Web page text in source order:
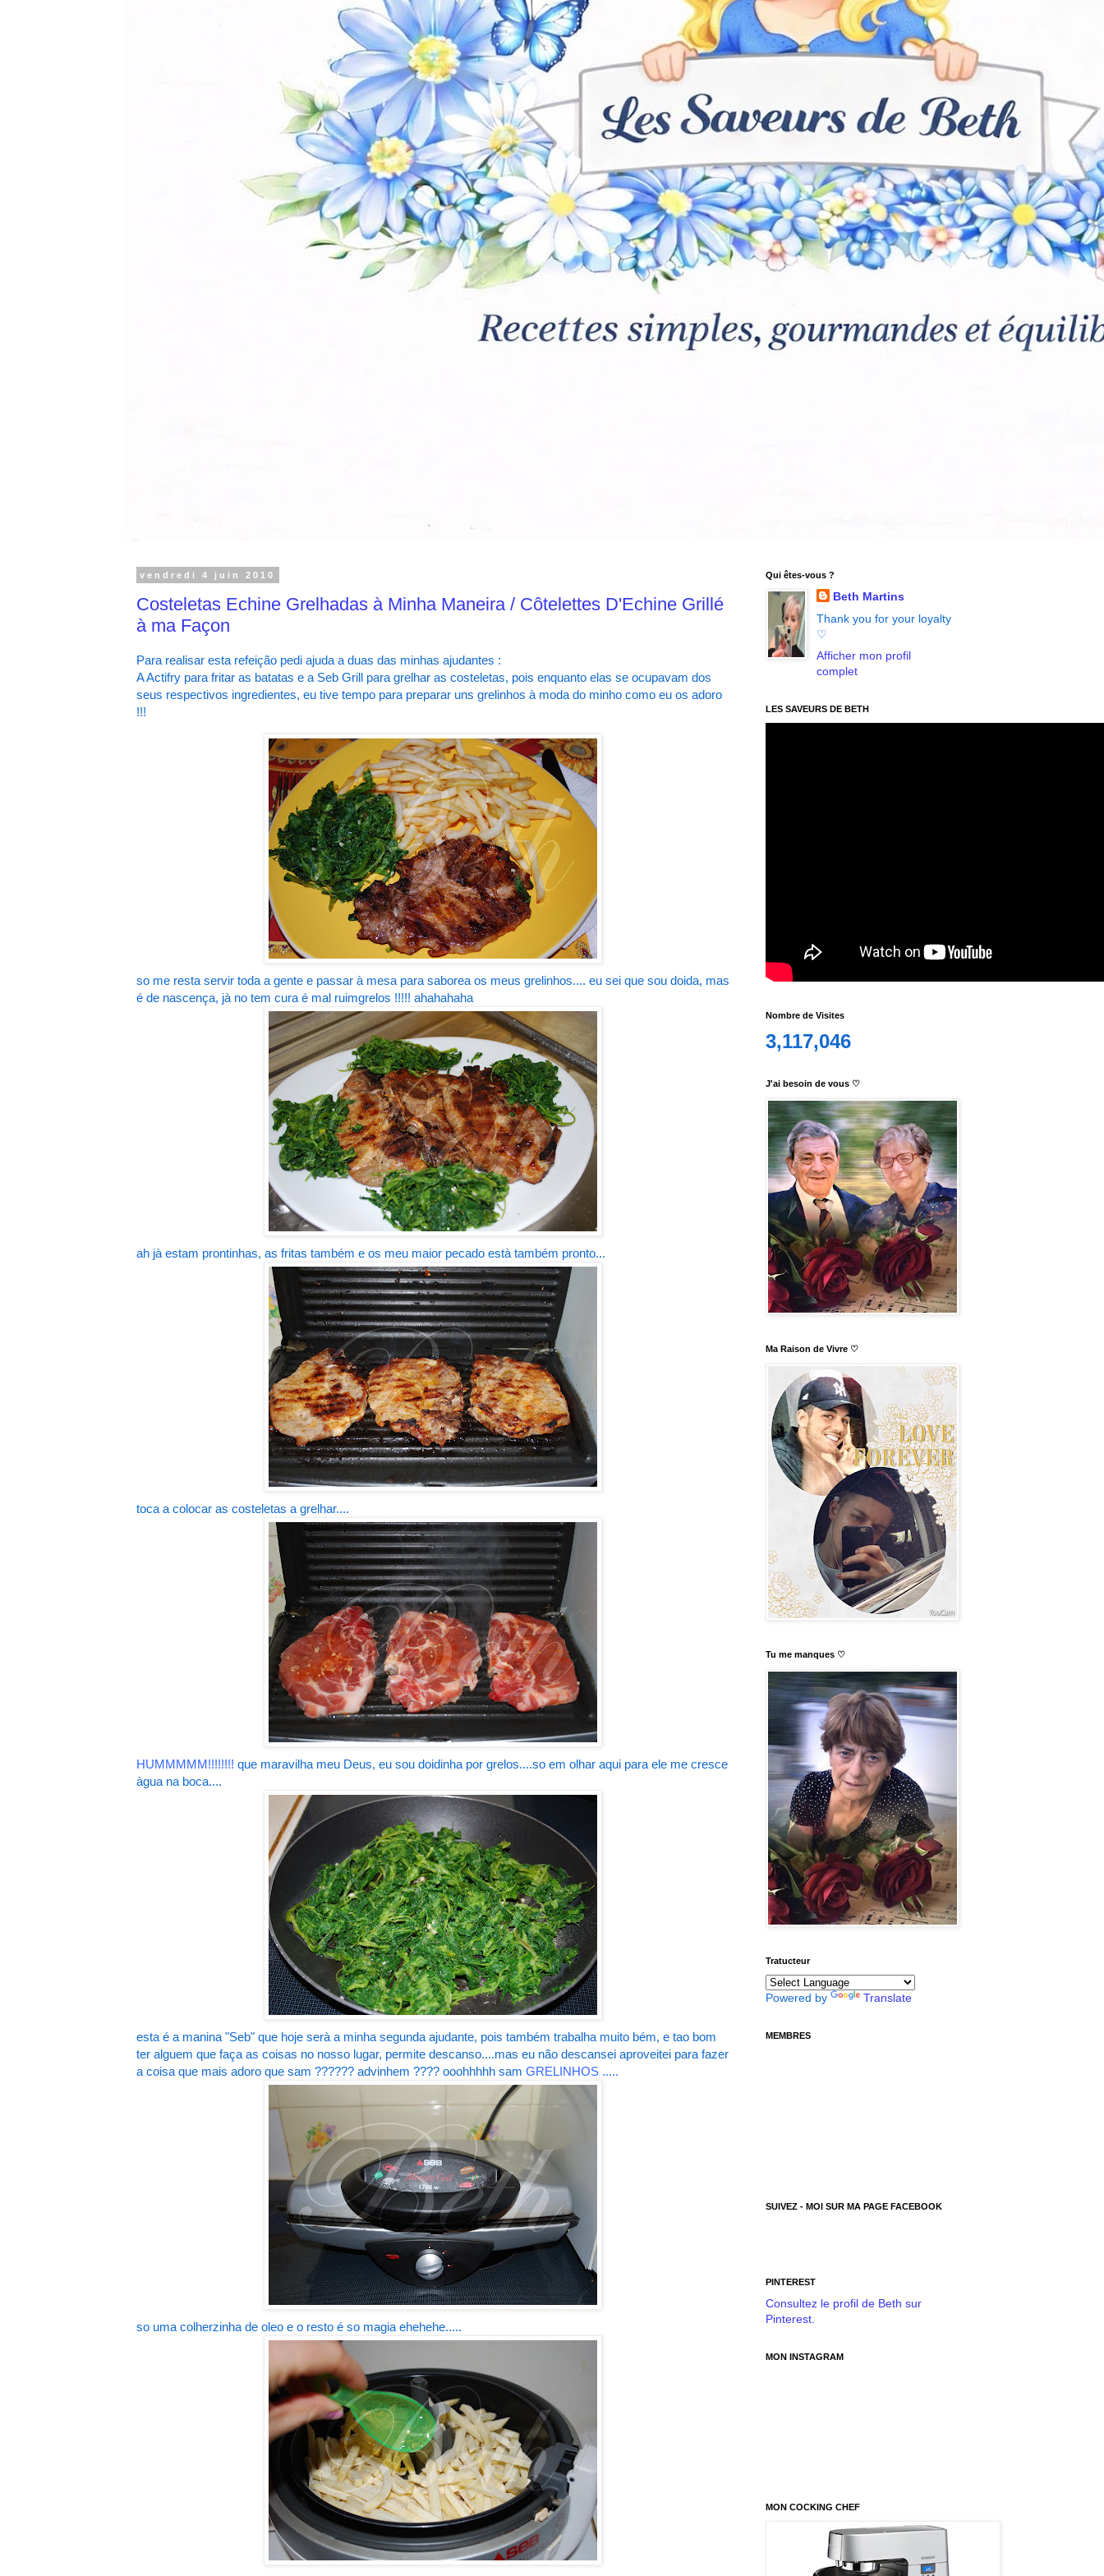
vendredi 4 juin 2010
Costeletas Echine Grelhadas à Minha Maneira / Côtelettes D'Echine Grillé
à ma Façon
Para realisar esta refeição pedi ajuda a duas das minhas ajudantes :
A Actifry para fritar as batatas e a Seb Grill para grelhar as costeletas, pois enquanto elas se ocupavam dos
seus respectivos ingredientes, eu tive tempo para preparar uns grelinhos à moda do minho como eu os adoro
!!!
so me resta servir toda a gente e passar à mesa para saborea os meus grelinhos.... eu sei que sou doida, mas
é de nascença, jà no tem cura é mal ruimgrelos !!!!! ahahahaha
ah jà estam prontinhas, as fritas também e os meu maior pecado està também pronto...
toca a colocar as costeletas a grelhar....
HUMMMMM!!!!!!!! que maravilha meu Deus, eu sou doidinha por grelos....so em olhar aqui para ele me cresce
àgua na boca....
esta é a manina "Seb" que hoje serà a minha segunda ajudante, pois também trabalha muito bém, e tao bom
ter alguem que faça as coisas no nosso lugar, permite descanso....mas eu não descansei aproveitei para fazer
a coisa que mais adoro que sam ?????? advinhem ???? ooohhhhh sam GRELINHOS .....
so uma colherzinha de oleo e o resto é so magia ehehehe.....
Qui êtes-vous ?
Beth Martins
Thank you for your loyalty
♡
Afficher mon profil
complet
LES SAVEURS DE BETH
Nombre de Visites
3,117,046
J'ai besoin de vous ♡
Ma Raison de Vivre ♡
Tu me manques ♡
Tratucteur
Powered by Translate
MEMBRES
SUIVEZ - MOI SUR MA PAGE FACEBOOK
PINTEREST
Consultez le profil de Beth sur
Pinterest.
MON INSTAGRAM
MON COCKING CHEF